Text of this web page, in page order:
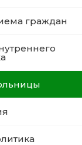
граждан